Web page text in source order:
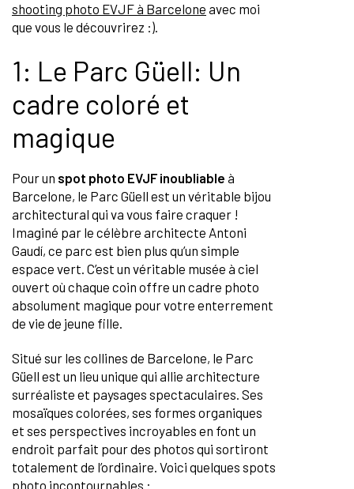
shooting photo EVJF à Barcelone avec moi
que vous le découvrirez :).
1: Le Parc Güell: Un
cadre coloré et
magique
Pour un spot photo EVJF inoubliable à
Barcelone, le Parc Güell est un véritable bijou
architectural qui va vous faire craquer !
Imaginé par le célèbre architecte Antoni
Gaudí, ce parc est bien plus qu’un simple
espace vert. C’est un véritable musée à ciel
ouvert où chaque coin offre un cadre photo
absolument magique pour votre enterrement
de vie de jeune fille.
Situé sur les collines de Barcelone, le Parc
Güell est un lieu unique qui allie architecture
surréaliste et paysages spectaculaires. Ses
mosaïques colorées, ses formes organiques
et ses perspectives incroyables en font un
endroit parfait pour des photos qui sortiront
totalement de l’ordinaire. Voici quelques spots
photo incontournables :